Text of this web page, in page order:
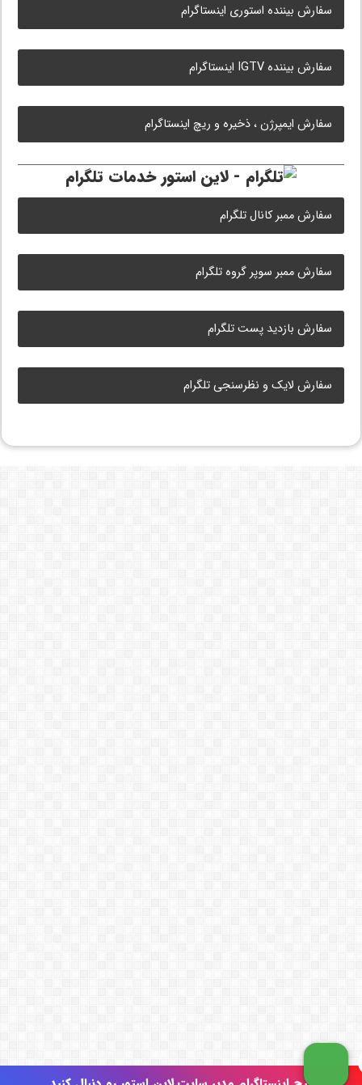
سفارش بیننده استوری اینستاگرام
سفارش بیننده IGTV اینستاگرام
سفارش ایمپرژن ، ذخیره و ریچ اینستاگرام
خدمات تلگرام
سفارش ممبر کانال تلگرام
سفارش ممبر سوپر گروه تلگرام
سفارش بازدید پست تلگرام
سفارش لایک و نظرسنجی تلگرام